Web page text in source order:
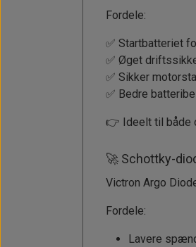
Fordele:
✅ Startbatteriet
✅ Øget
✅ Sikker
✅ Bedre
👉 Ideelt til både
🚀 Schottky-
Victron Argo
Fordele:
Lavere